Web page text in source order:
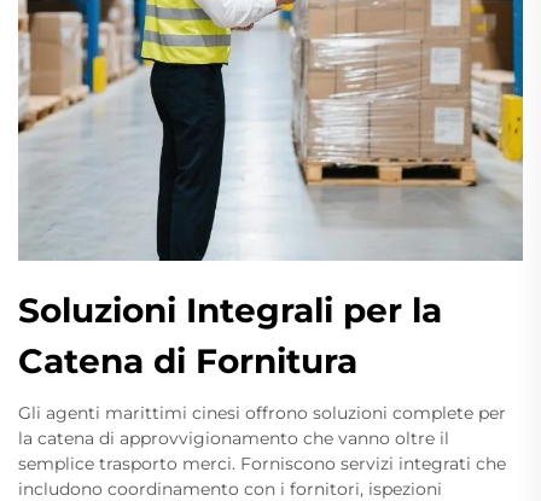
Soluzioni Integrali per la
Catena di Fornitura
Gli agenti marittimi cinesi offrono soluzioni complete per
la catena di approvvigionamento che vanno oltre il
semplice trasporto merci. Forniscono servizi integrati che
includono coordinamento con i fornitori, ispezioni